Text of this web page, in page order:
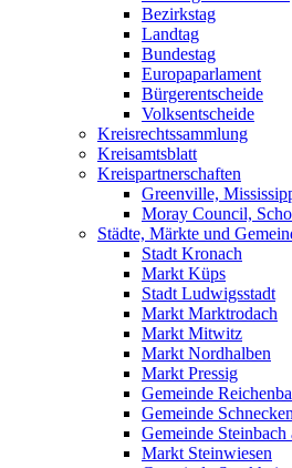
Bezirkstag
Landtag
Bundestag
Europaparlament
Bürgerentscheide
Volksentscheide
Kreisrechtssammlung
Kreisamtsblatt
Kreispartnerschaften
Greenville,
Moray Council,
Städte, Märkte und
Stadt Kronach
Markt Küps
Stadt Ludwigsstadt
Markt Marktrodach
Markt Mitwitz
Markt Nordhalben
Markt Pressig
Gemeinde
Gemeinde
Gemeinde Steinbach
Markt Steinwiesen